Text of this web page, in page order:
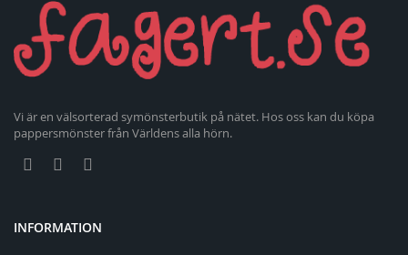
Vi är en välsorterad symönsterbutik på nätet. Hos oss kan du köpa
pappersmönster från Världens alla hörn.
INFORMATION